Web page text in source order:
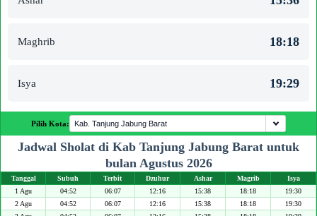
Maghrib 18:18
Isya 19:29
Pilih Kota:
Jadwal Sholat di Kab Tanjung Jabung Barat untuk
bulan Agustus 2026
Tanggal Subuh Terbit Dzuhur Ashar Magrib
Isya
1 Agu
04:52 06:07 12:16 15:38 18:18
19:30
2 Agu
04:52 06:07 12:16 15:38 18:18
19:30